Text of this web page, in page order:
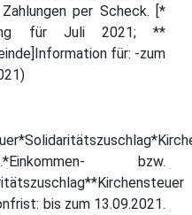
per Scheck. [*
für Juli 2021; **
für: -zum
bzw.
bis zum 13.09.2021.